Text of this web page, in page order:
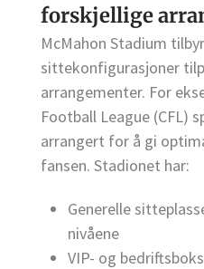
forskjellige
McMahon Stadium
sittekonfigurasjoner
arrangementer. For
Football League (CFL)
arrangert for å gi
fansen. Stadionet har:
Generelle
nivåene
VIP- og